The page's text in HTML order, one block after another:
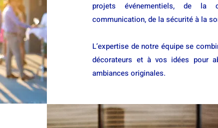
projets événementiels, de
communication, de la sécurité à la
L’expertise de notre équipe se
décorateurs et à vos idées pour
ambiances originales.